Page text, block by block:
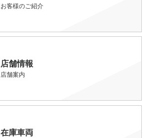
お客様のご紹介
店舗情報
店舗案内
在庫車両